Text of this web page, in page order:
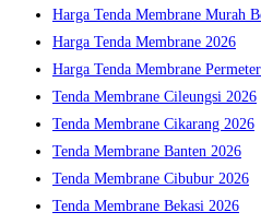
panel.
Harga Tenda Membrane Murah
Harga Tenda Membrane 2026
Harga Tenda Membrane Permeter
Tenda Membrane Cileungsi 2026
Tenda Membrane Cikarang 2026
Tenda Membrane Banten 2026
Tenda Membrane Cibubur 2026
Tenda Membrane Bekasi 2026